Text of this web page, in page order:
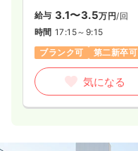
給与 3.1〜3.5万円/回
時間 17:15～9:15
ブランク可
第二新卒可
気になる